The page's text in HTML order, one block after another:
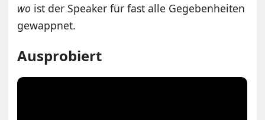
wo ist der Speaker für fast alle Gegebenheiten
gewappnet.
Ausprobiert